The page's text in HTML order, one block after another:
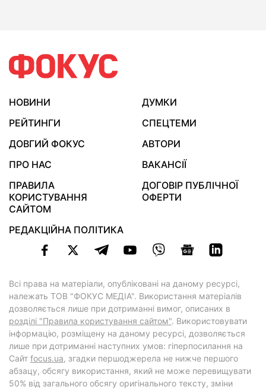
НОВИНИ
ДУМКИ
РЕЙТИНГИ
СПЕЦТЕМИ
ДОВГИЙ ФОКУС
АВТОРИ
ПРО НАС
ВАКАНСІЇ
ПРАВИЛА
КОРИСТУВАННЯ
САЙТОМ
ДОГОВІР ПУБЛІЧНОЇ
ОФЕРТИ
РЕДАКЦІЙНА ПОЛІТИКА
Всі права на матеріали, опубліковані на даному ресурсі,
належать ТОВ "ФОКУС МЕДІА". Використання матеріалів
дозволяється лише при дотриманні вимог, описаних в
розділі "Правила користування сайтом". Використовувати
інформацію, розміщену на даному ресурсі, дозволяється
лише при дотриманні наступних умов: гіперпосилання на
Cайт focus.ua, згадки першоджерела не нижче першого
абзацу, обсягу використання, який не може перевищувати
50% від загального обсягу оригінального тексту, зміни